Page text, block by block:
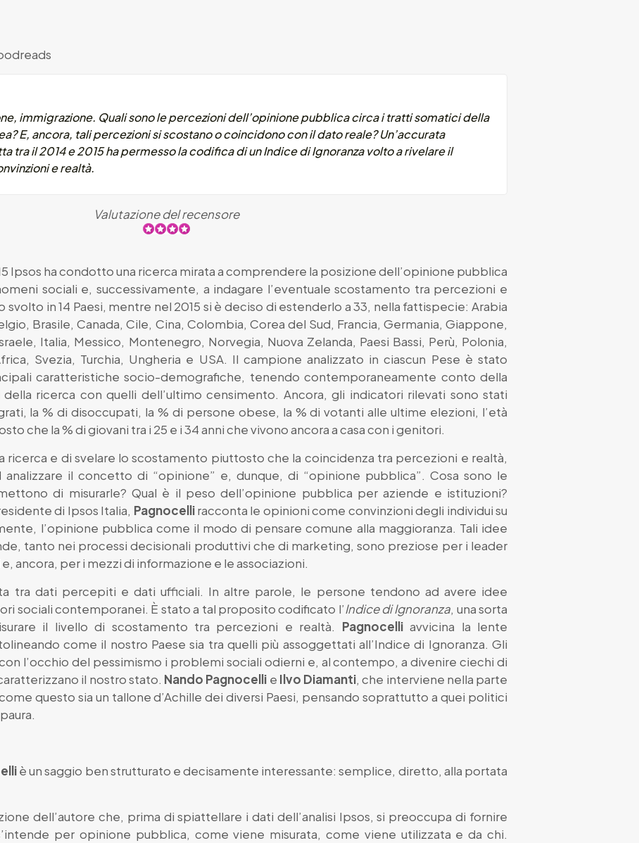
immigrazione. Quali sono le percezioni dell’opinione pubblica circa i tratti somatici della
E, ancora, tali percezioni si scostano o coincidono con il dato reale? Un’accurata
tra il 2014 e 2015 ha permesso la codifica di un Indice di Ignoranza volto a rivelare il
e realtà.
Valutazione del recensore
Ipsos ha condotto una ricerca mirata a comprendere la posizione dell’opinione pubblica
sociali e, successivamente, a indagare l’eventuale scostamento tra percezioni e
svolto in 14 Paesi, mentre nel 2015 si è deciso di estenderlo a 33, nella fattispecie: Arabia
Brasile, Canada, Cile, Cina, Colombia, Corea del Sud, Francia, Germania, Giappone,
Italia, Messico, Montenegro, Norvegia, Nuova Zelanda, Paesi Bassi, Perù, Polonia,
Svezia, Turchia, Ungheria e USA. Il campione analizzato in ciascun Pese è stato
caratteristiche socio-demografiche, tenendo contemporaneamente conto della
ricerca con quelli dell’ultimo censimento. Ancora, gli indicatori rilevati sono stati
la % di disoccupati, la % di persone obese, la % di votanti alle ultime elezioni, l’età
che la % di giovani tra i 25 e i 34 anni che vivono ancora a casa con i genitori.
ricerca e di svelare lo scostamento piuttosto che la coincidenza tra percezioni e realtà,
analizzare il concetto di “opinione” e, dunque, di “opinione pubblica”. Cosa sono le
di misurarle? Qual è il peso dell’opinione pubblica per aziende e istituzioni?
di Ipsos Italia, Pagnocelliracconta le opinioni come convinzioni degli individui su
l’opinione pubblica come il modo di pensare comune alla maggioranza. Tali idee
tanto nei processi decisionali produttivi che di marketing, sono preziose per i leader
ancora, per i mezzi di informazione e le associazioni.
tra dati percepiti e dati ufficiali. In altre parole, le persone tendono ad avere idee
sociali contemporanei. È stato a tal proposito codificato l’Indice di Ignoranza, una sorta
il livello di scostamento tra percezioni e realtà. Pagnocelliavvicina la lente
come il nostro Paese sia tra quelli più assoggettati all’Indice di Ignoranza. Gli
l’occhio del pessimismo i problemi sociali odierni e, al contempo, a divenire ciechi di
il nostro stato. Nando Pagnocelli e Ilvo Diamanti, che interviene nella parte
questo sia un tallone d’Achille dei diversi Paesi, pensando soprattutto a quei politici
è un saggio ben strutturato e decisamente interessante: semplice, diretto, alla portata
dell’autore che, prima di spiattellare i dati dell’analisi Ipsos, si preoccupa di fornire
per opinione pubblica, come viene misurata, come viene utilizzata e da chi.